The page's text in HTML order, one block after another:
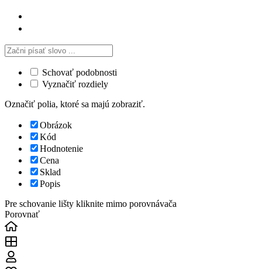
Schovať podobnosti
Vyznačiť rozdiely
Označiť polia, ktoré sa majú zobraziť.
Obrázok
Kód
Hodnotenie
Cena
Sklad
Popis
Pre schovanie lišty kliknite mimo porovnávača
Porovnať